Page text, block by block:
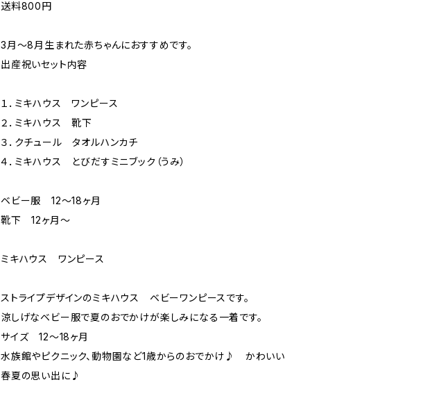
送料800円
3月～8月生まれた赤ちゃんにおすすめです。
出産祝いセット内容
１．ミキハウス ワンピース
２．ミキハウス 靴下
３．クチュール タオルハンカチ
４．ミキハウス とびだすミニブック（うみ）
ベビー服 12～18ヶ月
靴下 12ヶ月～
ミキハウス ワンピース
ストライプデザインのミキハウス ベビーワンピースです。
涼しげなベビー服で夏のおでかけが楽しみになる一着です。
サイズ 12～18ヶ月
水族館やピクニック、動物園など1歳からのおでかけ♪ かわいい
春夏の思い出に♪